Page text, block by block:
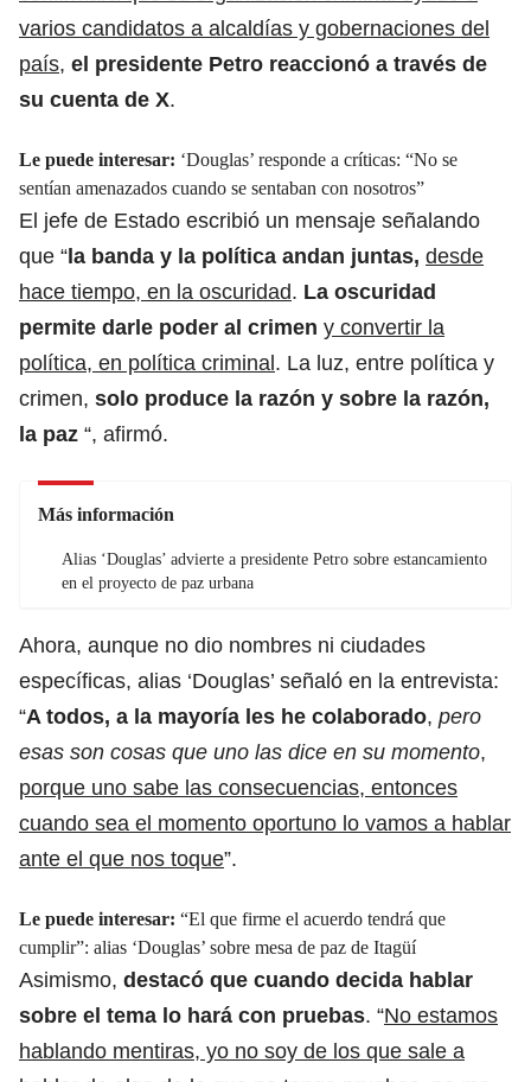
varios candidatos a alcaldías y gobernaciones del
país, el presidente Petro reaccionó a través de
su cuenta de X.
Le puede interesar: ‘Douglas’ responde a críticas: “No se
sentían amenazados cuando se sentaban con nosotros”
El jefe de Estado escribió un mensaje señalando
que “la banda y la política andan juntas, desde
hace tiempo, en la oscuridad. La oscuridad
permite darle poder al crimen y convertir la
política, en política criminal. La luz, entre política y
crimen, solo produce la razón y sobre la razón,
la paz “, afirmó.
Más información
Alias ‘Douglas’ advierte a presidente Petro sobre estancamiento
en el proyecto de paz urbana
Ahora, aunque no dio nombres ni ciudades
específicas, alias ‘Douglas’ señaló en la entrevista:
“A todos, a la mayoría les he colaborado, pero
esas son cosas que uno las dice en su momento,
porque uno sabe las consecuencias, entonces
cuando sea el momento oportuno lo vamos a hablar
ante el que nos toque”.
Le puede interesar: “El que firme el acuerdo tendrá que
cumplir”: alias ‘Douglas’ sobre mesa de paz de Itagüí
Asimismo, destacó que cuando decida hablar
sobre el tema lo hará con pruebas. “No estamos
hablando mentiras, yo no soy de los que sale a